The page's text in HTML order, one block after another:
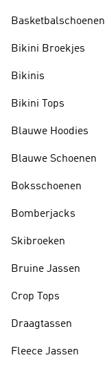
Basketbalschoenen
Bikini Broekjes
Bikinis
Bikini Tops
Blauwe Hoodies
Blauwe Schoenen
Boksschoenen
Bomberjacks
Skibroeken
Bruine Jassen
Crop Tops
Draagtassen
Fleece Jassen